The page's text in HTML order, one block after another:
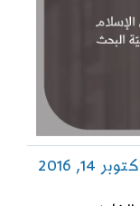
2016